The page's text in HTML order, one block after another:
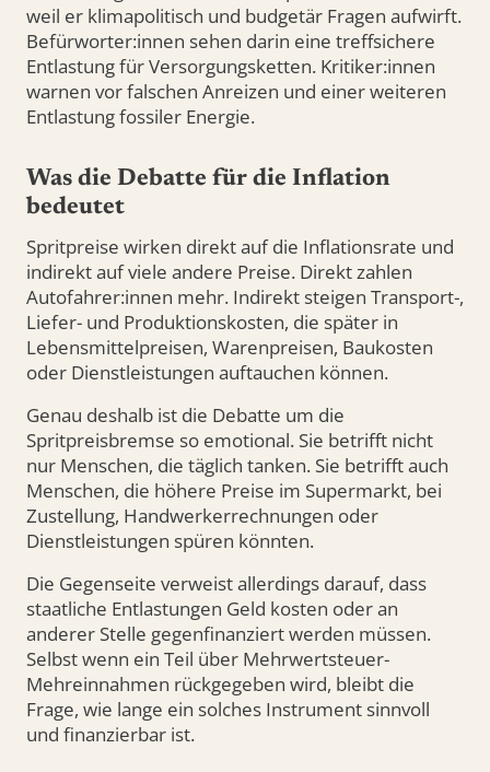
weil er klimapolitisch und budgetär Fragen aufwirft.
Befürworter:innen sehen darin eine treffsichere
Entlastung für Versorgungsketten. Kritiker:innen
warnen vor falschen Anreizen und einer weiteren
Entlastung fossiler Energie.
Was die Debatte für die Inflation
bedeutet
Spritpreise wirken direkt auf die Inflationsrate und
indirekt auf viele andere Preise. Direkt zahlen
Autofahrer:innen mehr. Indirekt steigen Transport-,
Liefer- und Produktionskosten, die später in
Lebensmittelpreisen, Warenpreisen, Baukosten
oder Dienstleistungen auftauchen können.
Genau deshalb ist die Debatte um die
Spritpreisbremse so emotional. Sie betrifft nicht
nur Menschen, die täglich tanken. Sie betrifft auch
Menschen, die höhere Preise im Supermarkt, bei
Zustellung, Handwerkerrechnungen oder
Dienstleistungen spüren könnten.
Die Gegenseite verweist allerdings darauf, dass
staatliche Entlastungen Geld kosten oder an
anderer Stelle gegenfinanziert werden müssen.
Selbst wenn ein Teil über Mehrwertsteuer-
Mehreinnahmen rückgegeben wird, bleibt die
Frage, wie lange ein solches Instrument sinnvoll
und finanzierbar ist.